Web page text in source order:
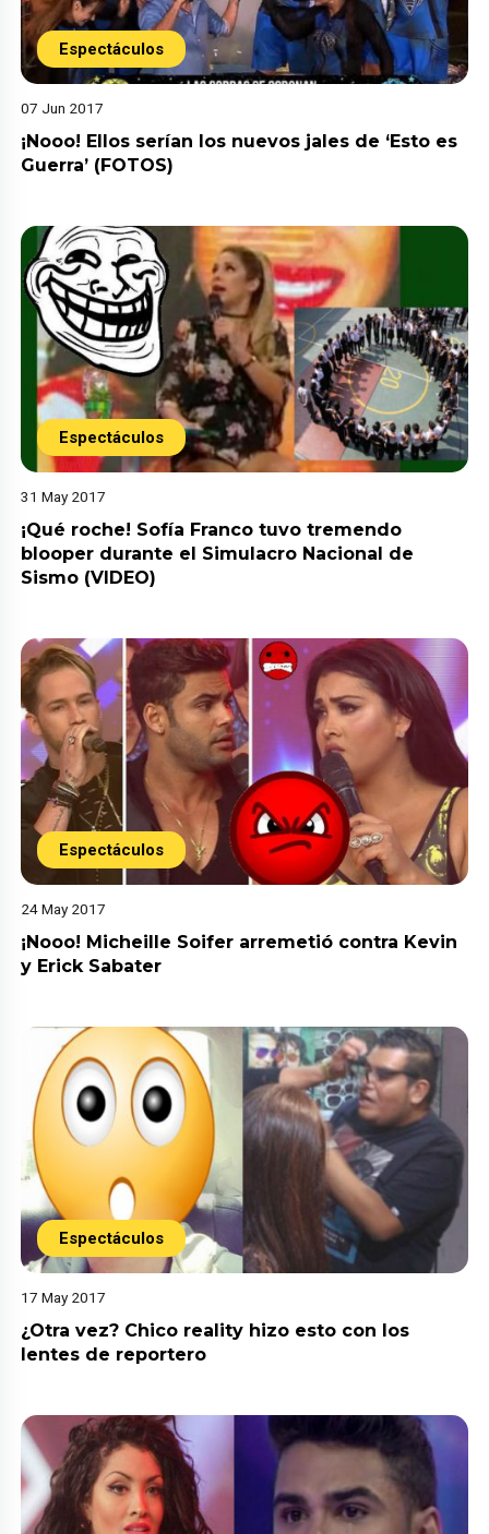
Espectáculos
07 Jun 2017
¡Nooo! Ellos serían los nuevos jales de ‘Esto es
Guerra’ (FOTOS)
Espectáculos
31 May 2017
¡Qué roche! Sofía Franco tuvo tremendo
blooper durante el Simulacro Nacional de
Sismo (VIDEO)
Espectáculos
24 May 2017
¡Nooo! Micheille Soifer arremetió contra Kevin
y Erick Sabater
Espectáculos
17 May 2017
¿Otra vez? Chico reality hizo esto con los
lentes de reportero